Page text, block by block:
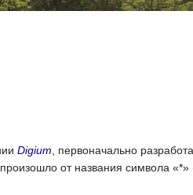
Digium , первоначально
от названия символа «*»